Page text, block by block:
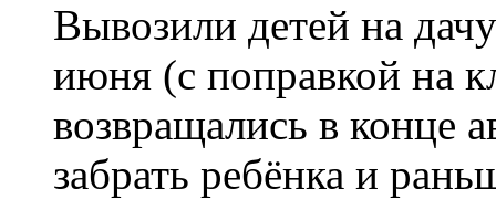
Вывозили детей на
июня (с поправкой на
возвращались в конце
забрать ребёнка и